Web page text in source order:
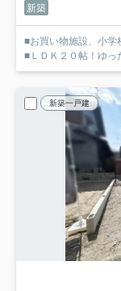
新築
■お買い物施設、小学
■ＬＤＫ２０帖！ゆっ
新築一戸建